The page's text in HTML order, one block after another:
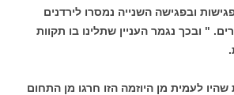
ובפגישה השנייה נמסרו לירדנים
" ובכך נגמר העניין שתלינו בו תקוות
שהיו לעמית מן היוזמה הזו חרגו מן התחום